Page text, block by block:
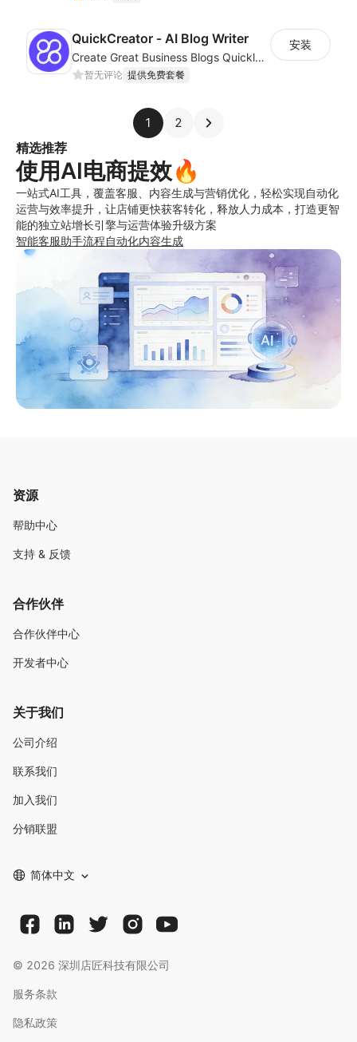
QuickCreator ‑ AI Blog Writer
Create Great Business Blogs Quickly, Easily, and with Top-Quality!
暂无评论 提供免费套餐
安装
1 2
精选推荐
使用AI电商提效🔥
一站式AI工具，覆盖客服、内容生成与营销优化，轻松实现自动化
运营与效率提升，让店铺更快获客转化，释放人力成本，打造更智
能的独立站增长引擎与运营体验升级方案
智能客服助手流程自动化内容生成
资源
帮助中心
支持 & 反馈
合作伙伴
合作伙伴中心
开发者中心
关于我们
公司介绍
联系我们
加入我们
分销联盟
简体中文
© 2026 深圳店匠科技有限公司
服务条款
隐私政策